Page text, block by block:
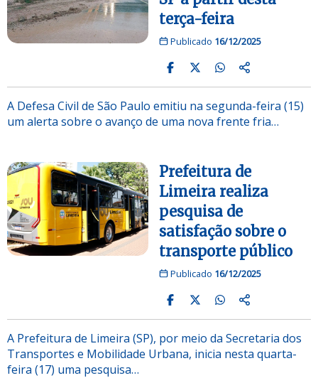
terça-feira
Publicado 16/12/2025
A Defesa Civil de São Paulo emitiu na segunda-feira (15)
um alerta sobre o avanço de uma nova frente fria…
Prefeitura de
Limeira realiza
pesquisa de
satisfação sobre o
transporte público
Publicado 16/12/2025
A Prefeitura de Limeira (SP), por meio da Secretaria dos
Transportes e Mobilidade Urbana, inicia nesta quarta-
feira (17) uma pesquisa…